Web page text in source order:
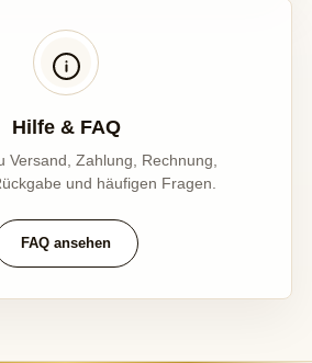
Hilfe & FAQ
Versand, Zahlung, Rechnung,
und häufigen Fragen.
FAQ ansehen